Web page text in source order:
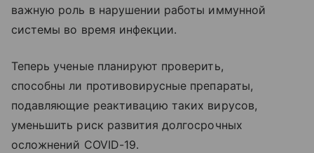
важную роль в нарушении работы иммунной
системы во время инфекции.
Теперь ученые планируют проверить,
способны ли противовирусные препараты,
подавляющие реактивацию таких вирусов,
уменьшить риск развития долгосрочных
осложнений COVID-19.